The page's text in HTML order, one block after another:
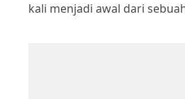
kali menjadi awal dari